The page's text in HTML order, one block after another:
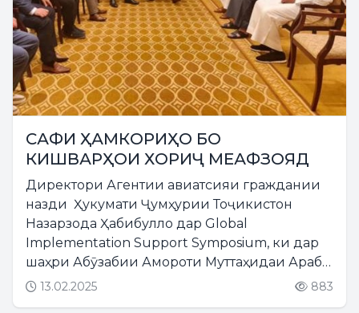
САФИ ҲАМКОРИҲО БО
КИШВАРҲОИ ХОРИҶ МЕАФЗОЯД
Директори Агентии авиатсияи граждании
назди Ҳукумати Ҷумҳурии Тоҷикистон
Назарзода Ҳабибулло дар Global
Implementation Support Symposium, ки дар
шаҳри Абӯзабии Амороти Муттаҳидаи Араб
баргузор гардида буд, иштирок намуд....
13.02.2025 883